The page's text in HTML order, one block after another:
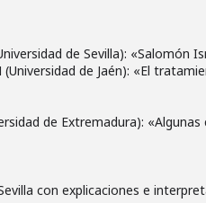
de Sevilla):
(Universidad de Jaén): «El
de Extremadura):
con explicaciones e